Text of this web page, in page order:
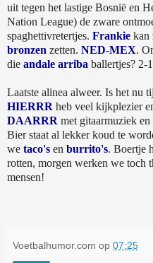
uit tegen het lastige Bosnië en
Nation League) de zware
spaghettivretertjes. Frankie kan
bronzen zetten. NED-MEX.
die andale arriba ballertjes? 2-
Laatste alinea alweer. Is het nu
HIERRR heb veel kijkplezier
DAARRR met gitaarmuziek
Bier staat al lekker koud te
we taco's en burrito's. Boertje
rotten, morgen werken we toch
mensen!
Voetbalhumor.com op 07:25